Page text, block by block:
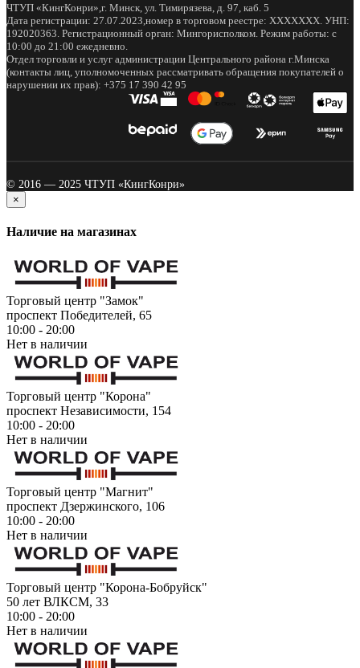
ЧТУП «КингКонри»,г. Минск, ул. Тимирязева, д. 97, каб. 5
Дата регистрации: 27.07.2023,номер в торговом реестре: XXXXXXX. УНП:
192020363. Регистрационный орган: Мингорисполком. Режим работы: с
10:00 до 21:00 ежедневно.
Отдел торговли и услуг администрации Центрального района г.Минска
(контакты лиц, уполномоченных рассматривать обращения покупателей о
нарушении их прав): +375 17 390 42 95
© 2016 — 2025 ЧТУП «КингКонри»
×
Наличие на магазинах
Торговый центр "Замок"
проспект Победителей, 65
10:00 - 20:00
Нет в наличии
Торговый центр "Корона"
проспект Независимости, 154
10:00 - 20:00
Нет в наличии
Торговый центр "Магнит"
проспект Дзержинского, 106
10:00 - 20:00
Нет в наличии
Торговый центр "Корона-Бобруйск"
50 лет ВЛКСМ, 33
10:00 - 20:00
Нет в наличии